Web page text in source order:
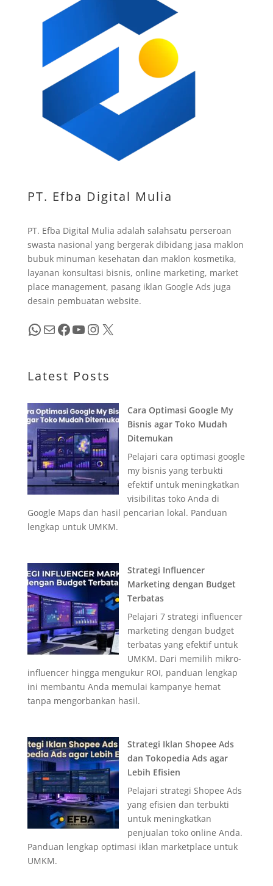
PT. Efba Digital Mulia
PT. Efba Digital Mulia adalah salahsatu perseroan
swasta nasional yang bergerak dibidang jasa maklon
bubuk minuman kesehatan dan maklon kosmetika,
layanan konsultasi bisnis, online marketing, market
place management, pasang iklan Google Ads juga
desain pembuatan website.
WhatsApp Mail Facebook YouTube InstagramX
Latest Posts
Cara Optimasi Google My
Bisnis agar Toko Mudah
Ditemukan
Pelajari cara optimasi google
my bisnis yang terbukti
efektif untuk meningkatkan
visibilitas toko Anda di
Google Maps dan hasil pencarian lokal. Panduan
lengkap untuk UMKM.
Strategi Influencer
Marketing dengan Budget
Terbatas
Pelajari 7 strategi influencer
marketing dengan budget
terbatas yang efektif untuk
UMKM. Dari memilih mikro-
influencer hingga mengukur ROI, panduan lengkap
ini membantu Anda memulai kampanye hemat
tanpa mengorbankan hasil.
Strategi Iklan Shopee Ads
dan Tokopedia Ads agar
Lebih Efisien
Pelajari strategi Shopee Ads
yang efisien dan terbukti
untuk meningkatkan
penjualan toko online Anda.
Panduan lengkap optimasi iklan marketplace untuk
UMKM.